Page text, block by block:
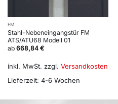
FM
Stahl-Nebeneingangstür FM
ATS/ATU68 Modell 01
ab 668,84 €
inkl. MwSt. zzgl. Versandkosten
Lieferzeit: 4-6 Wochen